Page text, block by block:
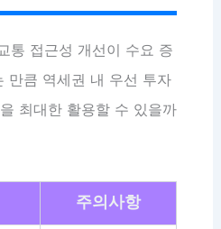
통 접근성 개선이 수요 증
만큼 역세권 내 우선 투자
최대한 활용할 수 있을까
주의사항